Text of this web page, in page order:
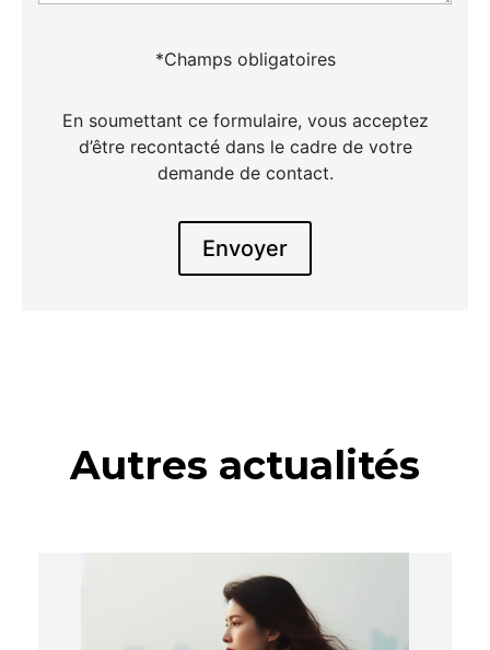
*Champs obligatoires
En soumettant ce formulaire, vous acceptez
d’être recontacté dans le cadre de votre
demande de contact.
Envoyer
Autres actualités